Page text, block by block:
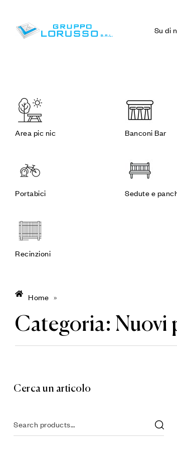
Su di
Area pic nic Banconi Bar
Portabici Sedute e
Recinzioni
Home »
Categoria: Nuovi
Cerca un articolo